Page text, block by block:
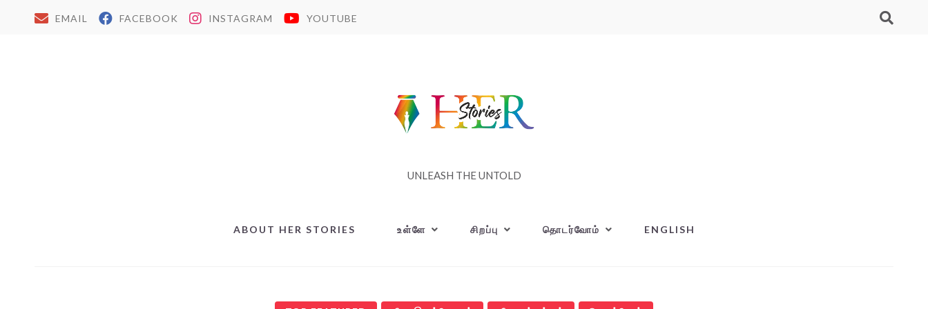
EMAIL FACEBOOK INSTAGRAM YOUTUBE
UNLEASH THE UNTOLD
ABOUT HER STORIES உள்ளே சிறப்பு தொடர்வோம் ENGLISH